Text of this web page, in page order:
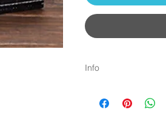
Info
Nach der Zahlung